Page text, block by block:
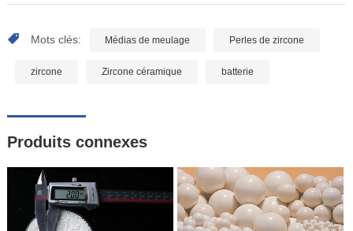
Mots clés: Médias de meulage Perles de zircone
zircone Zircone céramique batterie
Produits connexes